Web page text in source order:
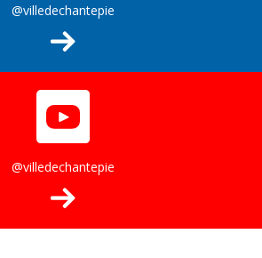
@villedechantepie
@villedechantepie